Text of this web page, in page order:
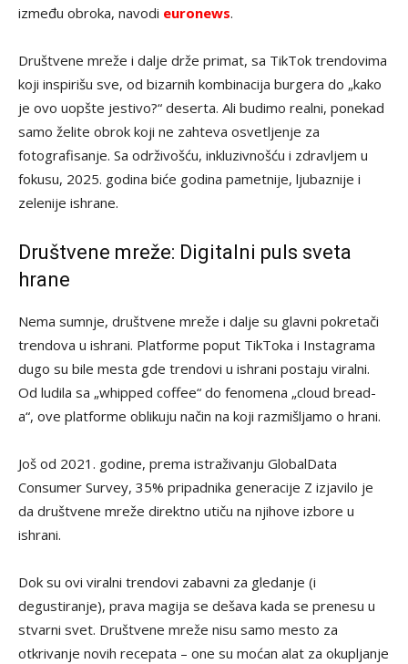
između obroka, navodi euronews.
Društvene mreže i dalje drže primat, sa TikTok trendovima
koji inspirišu sve, od bizarnih kombinacija burgera do „kako
je ovo uopšte jestivo?“ deserta. Ali budimo realni, ponekad
samo želite obrok koji ne zahteva osvetljenje za
fotografisanje. Sa održivošću, inkluzivnošću i zdravljem u
fokusu, 2025. godina biće godina pametnije, ljubaznije i
zelenije ishrane.
Društvene mreže: Digitalni puls sveta
hrane
Nema sumnje, društvene mreže i dalje su glavni pokretači
trendova u ishrani. Platforme poput TikToka i Instagrama
dugo su bile mesta gde trendovi u ishrani postaju viralni.
Od ludila sa „whipped coffee“ do fenomena „cloud bread-
a“, ove platforme oblikuju način na koji razmišljamo o hrani.
Još od 2021. godine, prema istraživanju GlobalData
Consumer Survey, 35% pripadnika generacije Z izjavilo je
da društvene mreže direktno utiču na njihove izbore u
ishrani.
Dok su ovi viralni trendovi zabavni za gledanje (i
degustiranje), prava magija se dešava kada se prenesu u
stvarni svet. Društvene mreže nisu samo mesto za
otkrivanje novih recepata – one su moćan alat za okupljanje